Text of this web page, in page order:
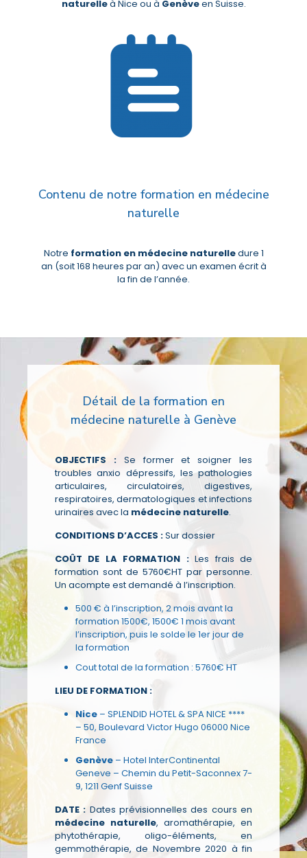
naturelleà Nice ou à Genèveen Suisse.
Contenu de notre formation en médecine
naturelle
Notre formation en médecine naturelledure 1
an (soit 168 heures par an) avec un examen écrit à
la fin de l’année.
Détail de la formation en
médecine naturelle à Genève
OBJECTIFS :Se former et soigner les
troubles anxio dépressifs, les pathologies
articulaires, circulatoires, digestives,
respiratoires, dermatologiques et infections
urinaires avec la médecine naturelle.
CONDITIONS D’ACCES :Sur dossier
COÛT DE LA FORMATION :Les frais de
formation sont de 5760€HT par personne.
Un acompte est demandé à l’inscription.
500 € à l’inscription, 2 mois avant la
formation 1500€, 1500€ 1 mois avant
l’inscription, puis le solde le 1er jour de
la formation
Cout total de la formation : 5760€ HT
LIEU DE FORMATION :
Nice – SPLENDID HOTEL & SPA NICE ****
– 50, Boulevard Victor Hugo 06000 Nice
France
Genève – Hotel InterContinental
Geneve – Chemin du Petit-Saconnex 7-
9, 1211 Genf Suisse
DATE : Dates prévisionnelles des cours en
médecine naturelle, aromathérapie, en
phytothérapie, oligo-éléments, en
gemmothérapie, de Novembre 2020 à fin